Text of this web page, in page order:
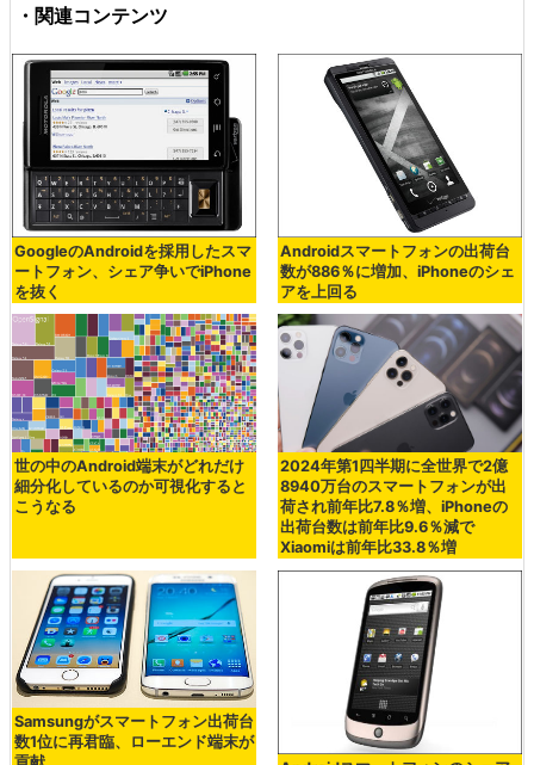
・関連コンテンツ
GoogleのAndroidを採用したスマ
ートフォン、シェア争いでiPhone
を抜く
Androidスマートフォンの出荷台
数が886％に増加、iPhoneのシェ
アを上回る
世の中のAndroid端末がどれだけ
細分化しているのか可視化すると
こうなる
2024年第1四半期に全世界で2億
8940万台のスマートフォンが出
荷され前年比7.8％増、iPhoneの
出荷台数は前年比9.6％減で
Xiaomiは前年比33.8％増
Samsungがスマートフォン出荷台
数1位に再君臨、ローエンド端末が